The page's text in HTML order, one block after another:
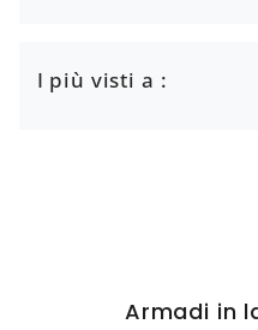
I più visti a :
Armadi in